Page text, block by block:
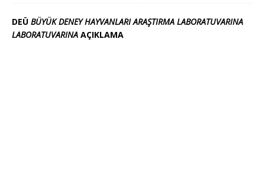
DEÜ BÜYÜK DENEY HAYVANLARI ARAŞTIRMA LABORATUVARINA
LABORATUVARINA AÇIKLAMA